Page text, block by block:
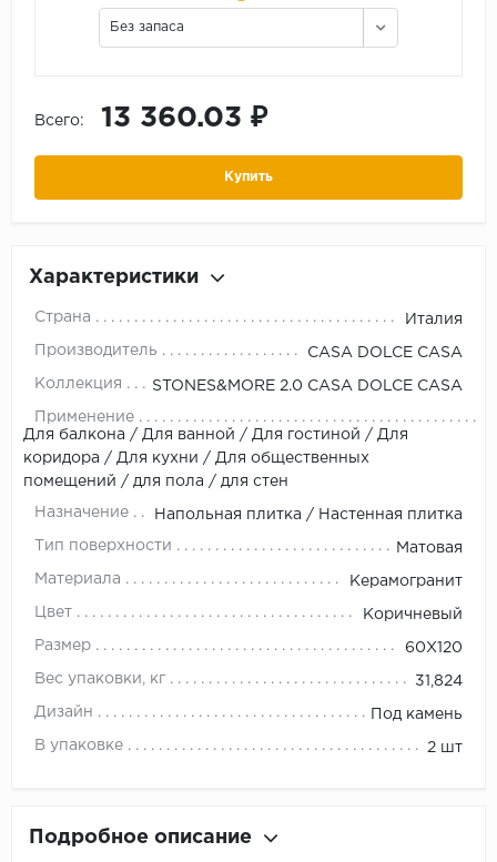
Без запаса
Всего: 13 360.03 ₽
Купить
Характеристики
Страна Италия
Производитель CASA DOLCE CASA
Коллекция STONES&MORE 2.0 CASA DOLCE CASA
Применение
Для балкона / Для ванной / Для гостиной / Для
коридора / Для кухни / Для общественных
помещений / для пола / для стен
Назначение Напольная плитка / Настенная плитка
Тип поверхности Матовая
Материала Керамогранит
Цвет Коричневый
Размер 60X120
Вес упаковки, кг 31,824
Дизайн Под камень
В упаковке 2 шт
Подробное описание